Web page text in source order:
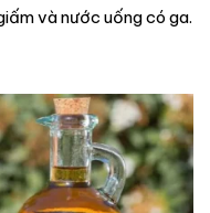
và nước uống có ga.